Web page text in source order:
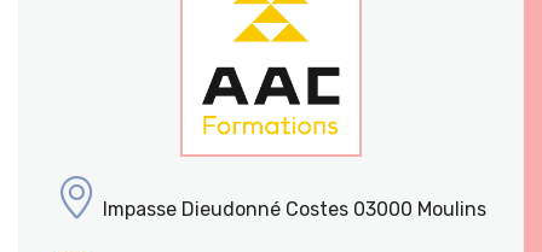
Impasse Dieudonné Costes 03000 Moulins